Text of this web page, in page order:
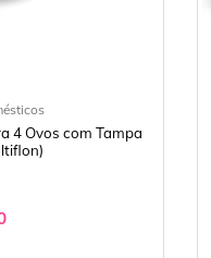
4 Ovos com Tampa